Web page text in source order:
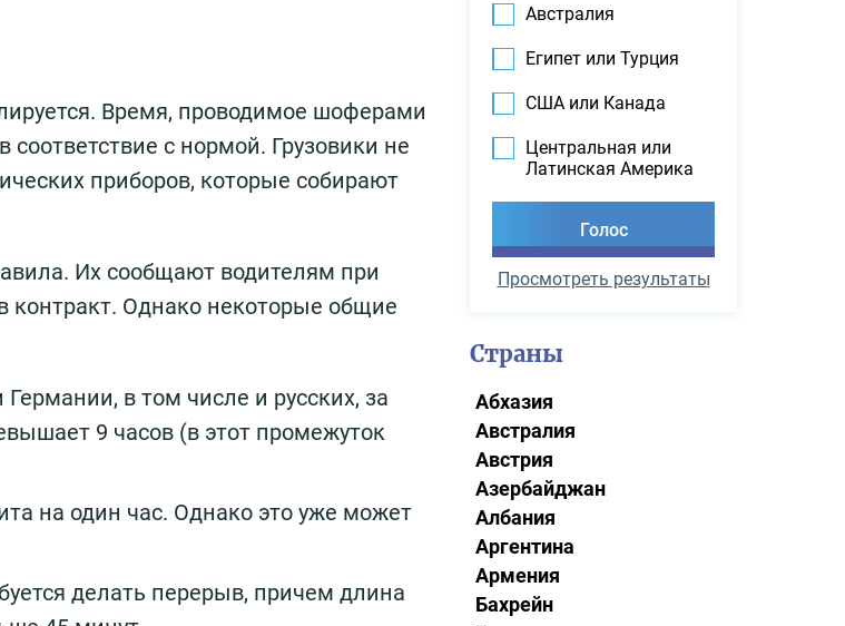
Время, проводимое шоферами
соответствие с нормой. Грузовики не
приборов, которые собирают
Их сообщают водителям при
контракт. Однако некоторые общие
в том числе и русских, за
9 часов (в этот промежуток
на один час. Однако это уже может
делать перерыв, причем длина
Австралия
Египет или Турция
США или Канада
Центральная или
Латинская Америка
Просмотреть результаты
Страны
Абхазия
Австралия
Австрия
Азербайджан
Албания
Аргентина
Армения
Бахрейн